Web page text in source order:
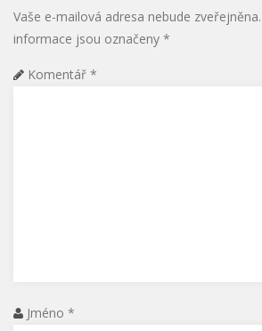
Vaše e-mailová adresa nebude zveřejněna.
informace jsou označeny *
Komentář *
Jméno *